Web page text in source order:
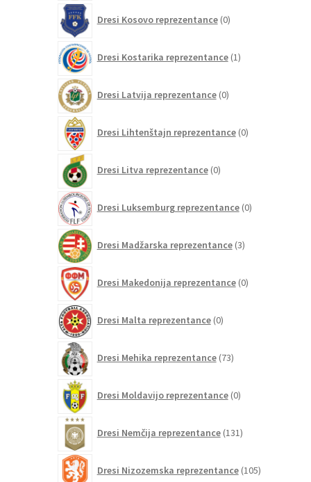
Dresi Kosovo reprezentance 0izdelkov
Dresi Kostarika reprezentance 1izdelek
Dresi Latvija reprezentance 0izdelkov
Dresi Lihtenštajn reprezentance 0izdelkov
Dresi Litva reprezentance 0izdelkov
Dresi Luksemburg reprezentance 0izdelkov
Dresi Madžarska reprezentance 3izdelki
Dresi Makedonija reprezentance 0izdelkov
Dresi Malta reprezentance 0izdelkov
Dresi Mehika reprezentance 73izdelkov
Dresi Moldavijo reprezentance 0izdelkov
Dresi Nemčija reprezentance 131izdelkov
Dresi Nizozemska reprezentance 105izdelkov